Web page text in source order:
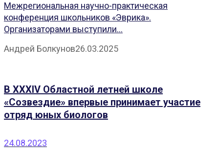
Межрегиональная научно-практическая
конференция школьников «Эврика».
Организаторами выступили...
Андрей Болкунов26.03.2025
В XXXIV Областной летней школе
«Созвездие» впервые принимает участие
отряд юных биологов
24.08.2023